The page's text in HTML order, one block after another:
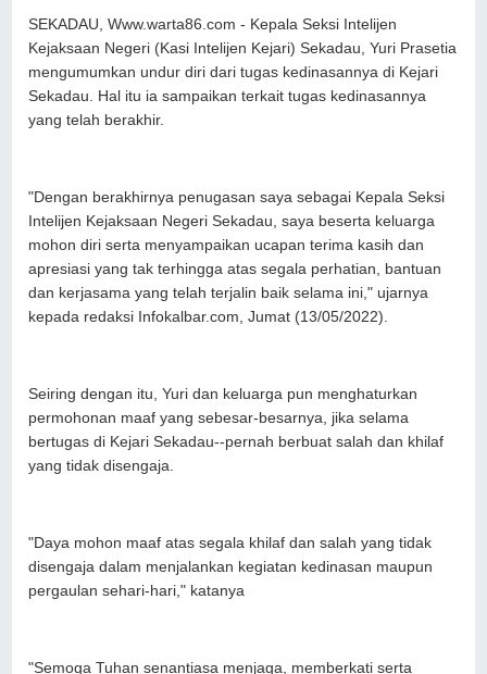
SEKADAU, Www.warta86.com - Kepala Seksi Intelijen
Kejaksaan Negeri (Kasi Intelijen Kejari) Sekadau, Yuri Prasetia
mengumumkan undur diri dari tugas kedinasannya di Kejari
Sekadau. Hal itu ia sampaikan terkait tugas kedinasannya
yang telah berakhir.
"Dengan berakhirnya penugasan saya sebagai Kepala Seksi
Intelijen Kejaksaan Negeri Sekadau, saya beserta keluarga
mohon diri serta menyampaikan ucapan terima kasih dan
apresiasi yang tak terhingga atas segala perhatian, bantuan
dan kerjasama yang telah terjalin baik selama ini," ujarnya
kepada redaksi Infokalbar.com, Jumat (13/05/2022).
Seiring dengan itu, Yuri dan keluarga pun menghaturkan
permohonan maaf yang sebesar-besarnya, jika selama
bertugas di Kejari Sekadau--pernah berbuat salah dan khilaf
yang tidak disengaja.
"Daya mohon maaf atas segala khilaf dan salah yang tidak
disengaja dalam menjalankan kegiatan kedinasan maupun
pergaulan sehari-hari," katanya
"Semoga Tuhan senantiasa menjaga, memberkati serta